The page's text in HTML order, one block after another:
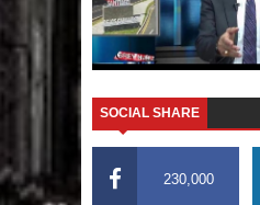
SOCIAL SHARE
230,000